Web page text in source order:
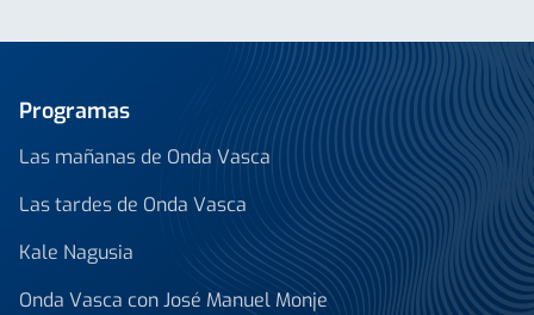
Programas
Las mañanas de Onda Vasca
Las tardes de Onda Vasca
Kale Nagusia
Onda Vasca con José Manuel Monje